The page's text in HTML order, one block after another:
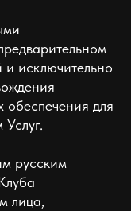
исключительно
обеспечения для
русским
лица,